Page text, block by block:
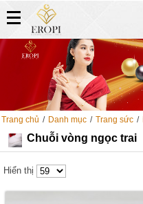
Trang chủ / Danh mục / Trang sức /
Chuỗi vòng ngọc trai
Hiển thị